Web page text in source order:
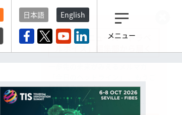
日本語 English
メニュー
観光産業ニュース「トラベ
登録済みですよね？
もし未だ登録していないなら…